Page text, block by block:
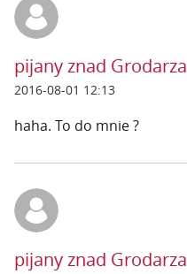
pijany znad Grodarza
2016-08-01 12:13
haha. To do mnie ?
pijany znad Grodarza